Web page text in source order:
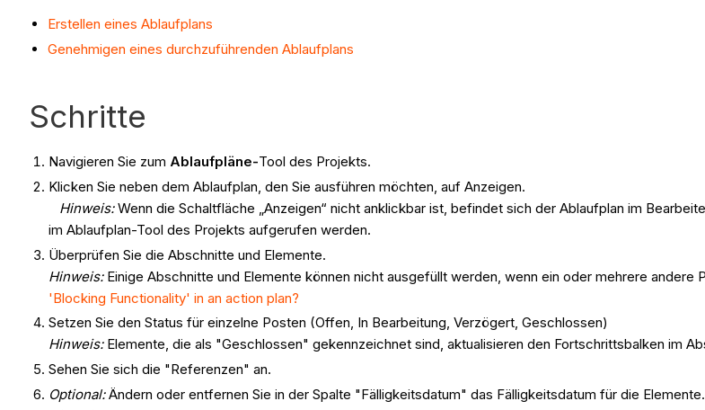
Erstellen eines Ablaufplans
Genehmigen eines durchzuführenden Ablaufplans
Schritte
Navigieren Sie zum Ablaufpläne-Tool des Projekts.
Klicken Sie neben dem Ablaufplan, den Sie ausführen möchten, auf Anzeigen.
Hinweis:Wenn die Schaltfläche „Anzeigen“ nicht anklickbar ist, befindet sich der Ablaufplan im
im Ablaufplan-Tool des Projekts aufgerufen werden.
Überprüfen Sie die Abschnitte und Elemente.
Hinweis: Einige Abschnitte und Elemente können nicht ausgefüllt werden, wenn ein oder mehrere
'Blocking Functionality' in an action plan?
Setzen Sie den Status für einzelne Posten (Offen, In Bearbeitung, Verzögert, Geschlossen)
Hinweis: Elemente, die als "Geschlossen" gekennzeichnet sind, aktualisieren den Fortschrittsbalken im
Sehen Sie sich die "Referenzen" an.
Optional:Ändern oder entfernen Sie in der Spalte "Fälligkeitsdatum" das Fälligkeitsdatum für die Elemente.